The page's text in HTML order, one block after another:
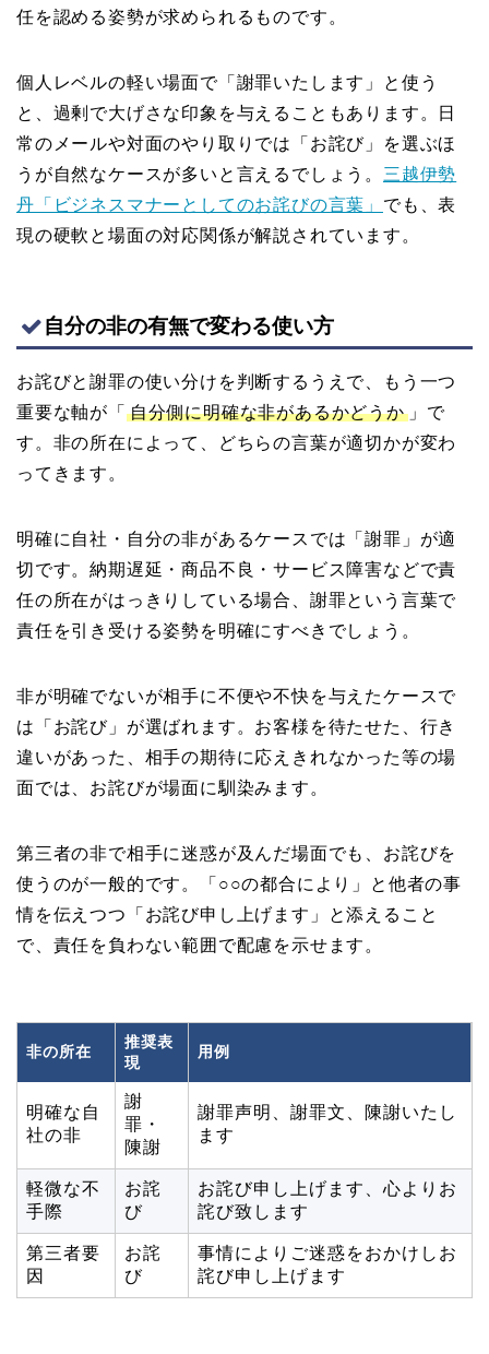
任を認める姿勢が求められるものです。
個人レベルの軽い場面で「謝罪いたします」と使う
と、過剰で大げさな印象を与えることもあります。日
常のメールや対面のやり取りでは「お詫び」を選ぶほ
うが自然なケースが多いと言えるでしょう。 三越伊勢
丹「ビジネスマナーとしてのお詫びの言葉」 でも、表
現の硬軟と場面の対応関係が解説されています。
自分の非の有無で変わる使い方
お詫びと謝罪の使い分けを判断するうえで、もう一つ
重要な軸が「 自分側に明確な非があるかどうか」で
す。非の所在によって、どちらの言葉が適切かが変わ
ってきます。
明確に自社・自分の非があるケースでは「謝罪」が適
切です。納期遅延・商品不良・サービス障害などで責
任の所在がはっきりしている場合、謝罪という言葉で
責任を引き受ける姿勢を明確にすべきでしょう。
非が明確でないが相手に不便や不快を与えたケースで
は「お詫び」が選ばれます。お客様を待たせた、行き
違いがあった、相手の期待に応えきれなかった等の場
面では、お詫びが場面に馴染みます。
第三者の非で相手に迷惑が及んだ場面でも、お詫びを
使うのが一般的です。「○○の都合により」と他者の事
情を伝えつつ「お詫び申し上げます」と添えること
で、責任を負わない範囲で配慮を示せます。
非の所在
推奨表
現
用例
明確な自
社の非
謝
罪・
陳謝
謝罪声明、謝罪文、陳謝いたし
ます
軽微な不
手際
お詫
び
お詫び申し上げます、心よりお
詫び致します
第三者要
因
お詫
び
事情によりご迷惑をおかけしお
詫び申し上げます